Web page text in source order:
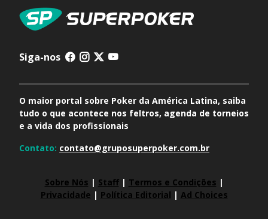
Siga-nos
O maior portal sobre Poker da América Latina, saiba
tudo o que acontece nos feltros, agenda de torneios
e a vida dos profissionais
Contato: contato@gruposuperpoker.com.br
Sobre Nós | Staff| Termos e Condições |
Privacidade | Política Editorial | Ad Choices